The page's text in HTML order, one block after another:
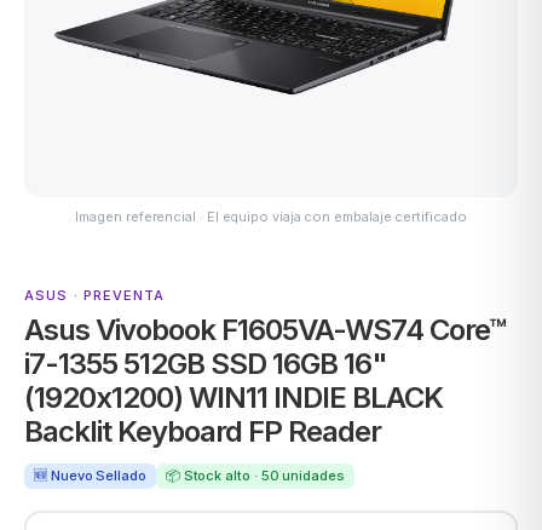
ACER
Imagen referencial · El equipo viaja con embalaje certificado
ASUS · PREVENTA
Asus Vivobook F1605VA-WS74 Core™
i7-1355 512GB SSD 16GB 16"
(1920x1200) WIN11 INDIE BLACK
Backlit Keyboard FP Reader
🆕 Nuevo Sellado 📦 Stock alto · 50 unidades